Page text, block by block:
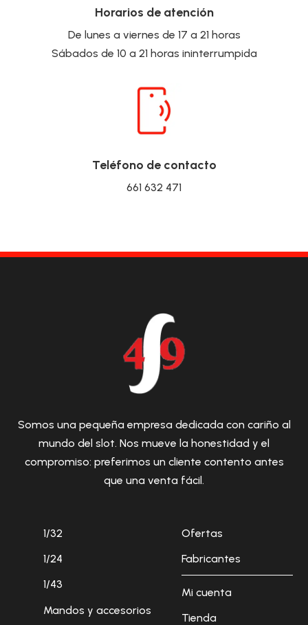
Horarios de atención
De lunes a viernes de 17 a 21 horas
Sábados de 10 a 21 horas ininterrumpida
Teléfono de contacto
661 632 471
Somos una pequeña empresa dedicada con cariño al
mundo del slot. Nos mueve la honestidad y el
compromiso: preferimos un cliente contento antes
que una venta fácil.
1/32
1/24
1/43
Mandos y accesorios
Ofertas
Fabricantes
Mi cuenta
Tienda